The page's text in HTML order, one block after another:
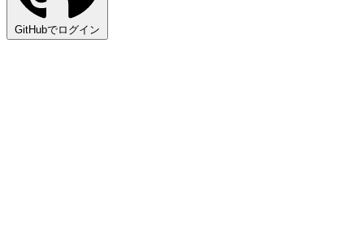
GitHubでログイン